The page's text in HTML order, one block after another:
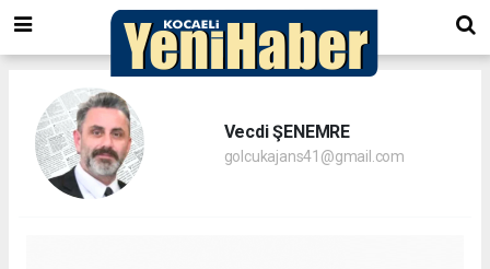
Vecdi ŞENEMRE
golcukajans41@gmail.com